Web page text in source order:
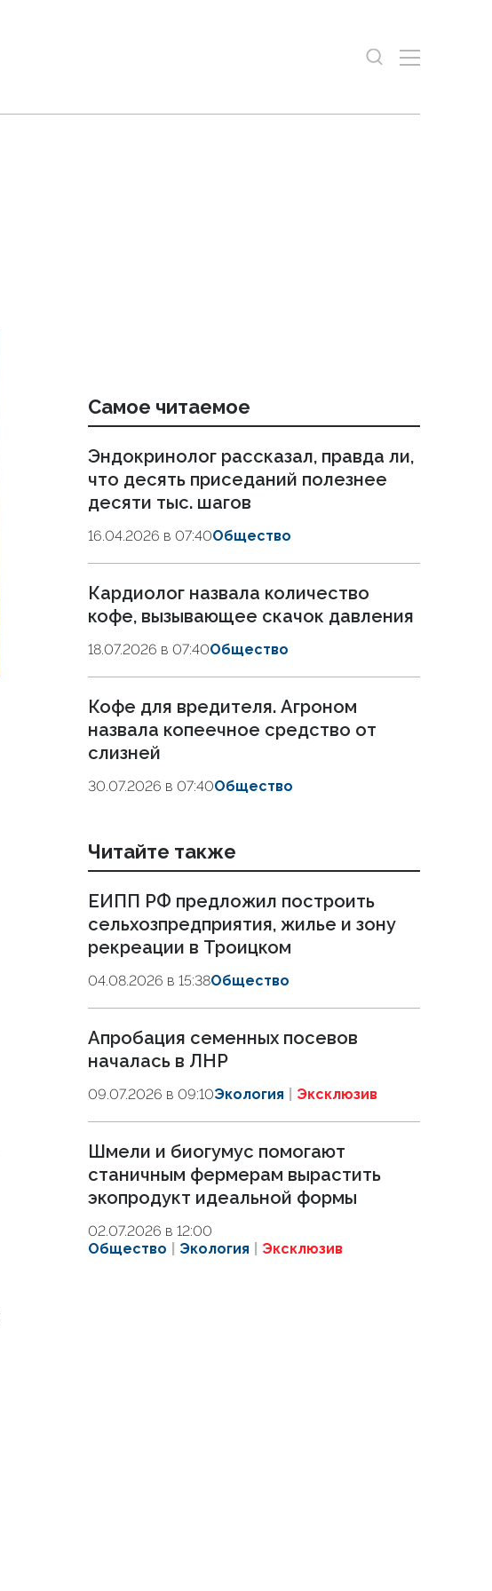
Самое читаемое
Эндокринолог рассказал, правда ли,
что десять приседаний полезнее
десяти тыс. шагов
16.04.2026 в 07:40Общество
Кардиолог назвала количество
кофе, вызывающее скачок давления
18.07.2026 в 07:40Общество
Кофе для вредителя. Агроном
назвала копеечное средство от
слизней
30.07.2026 в 07:40Общество
Читайте также
ЕИПП РФ предложил построить
сельхозпредприятия, жилье и зону
рекреации в Троицком
04.08.2026 в 15:38Общество
Апробация семенных посевов
началась в ЛНР
09.07.2026 в 09:10Экология Эксклюзив
Шмели и биогумус помогают
станичным фермерам вырастить
экопродукт идеальной формы
02.07.2026 в 12:00
Общество
Экология Эксклюзив